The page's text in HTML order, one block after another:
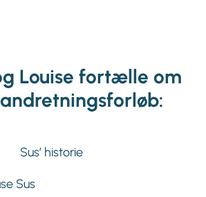
Louise fortælle om
Sus’ historie